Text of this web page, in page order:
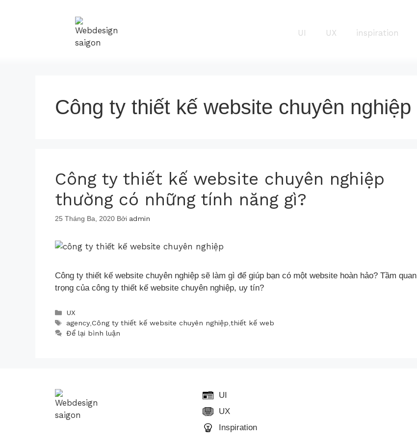
UI UX inspiration
Công ty thiết kế website chuyên nghiệp
Công ty thiết kế website chuyên nghiệp
thường có những tính năng gì?
25 Tháng Ba, 2020 Bởi admin
Công ty thiết kế website chuyên nghiệp sẽ làm gì để giúp bạn có một website hoàn hảo? Tầm quan
trọng của công ty thiết kế website chuyên nghiệp, uy tín?
UX
agency,Công ty thiết kế website chuyên nghiệp,thiết kế web
Để lại bình luận
UI
UX
Inspiration